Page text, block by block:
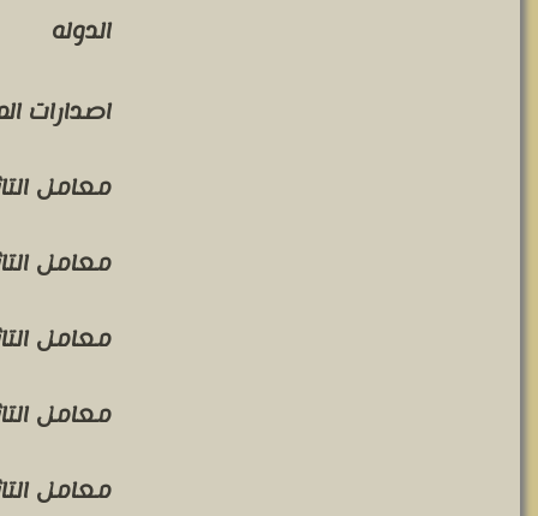
الدوله
اصدارات
معامل
معامل
معامل
معامل
معامل